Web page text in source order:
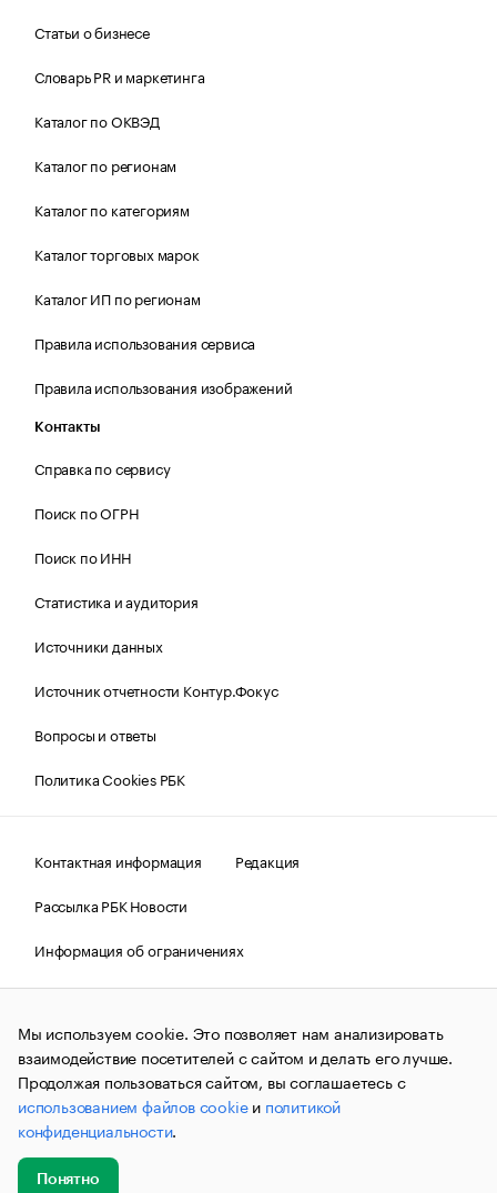
Статьи о бизнесе
Словарь PR и маркетинга
Каталог по ОКВЭД
Каталог по регионам
Каталог по категориям
Каталог торговых марок
Каталог ИП по регионам
Правила использования сервиса
Правила использования изображений
Контакты
Справка по сервису
Поиск по ОГРН
Поиск по ИНН
Статистика и аудитория
Источники данных
Источник отчетности Контур.Фокус
Вопросы и ответы
Политика Cookies РБК
Контактная информация
Редакция
Рассылка РБК Новости
Информация об ограничениях
Правовая информация
О соблюдении авторских прав
© АО «РОСБИЗНЕСКОНСАЛТИНГ»,1995–2026.Сообщения
и материалы информационного агентства «РБК»
(зарегистрировано Федеральной службой по надзору в сфере
связи, информационных технологий и массовых
коммуникаций (Роскомнадзор) 09.12.2015 за номером ИА
№ФС77-63848) сопровождаются пометкой «РБК». Отдельные
публикации могут содержать информацию,
не предназначенную для пользователей
до 18 лет.
Мы используем cookie. Это позволяет нам анализировать
взаимодействие посетителей с сайтом и делать его лучше.
Продолжая пользоваться сайтом, вы соглашаетесь с
использованием файлов cookieи политикой
конфиденциальности.
Понятно